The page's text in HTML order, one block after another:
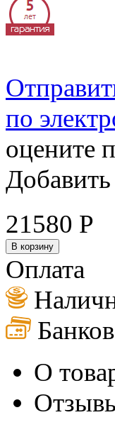
по
оцените
21580 Р
В корзину
Оплата
О